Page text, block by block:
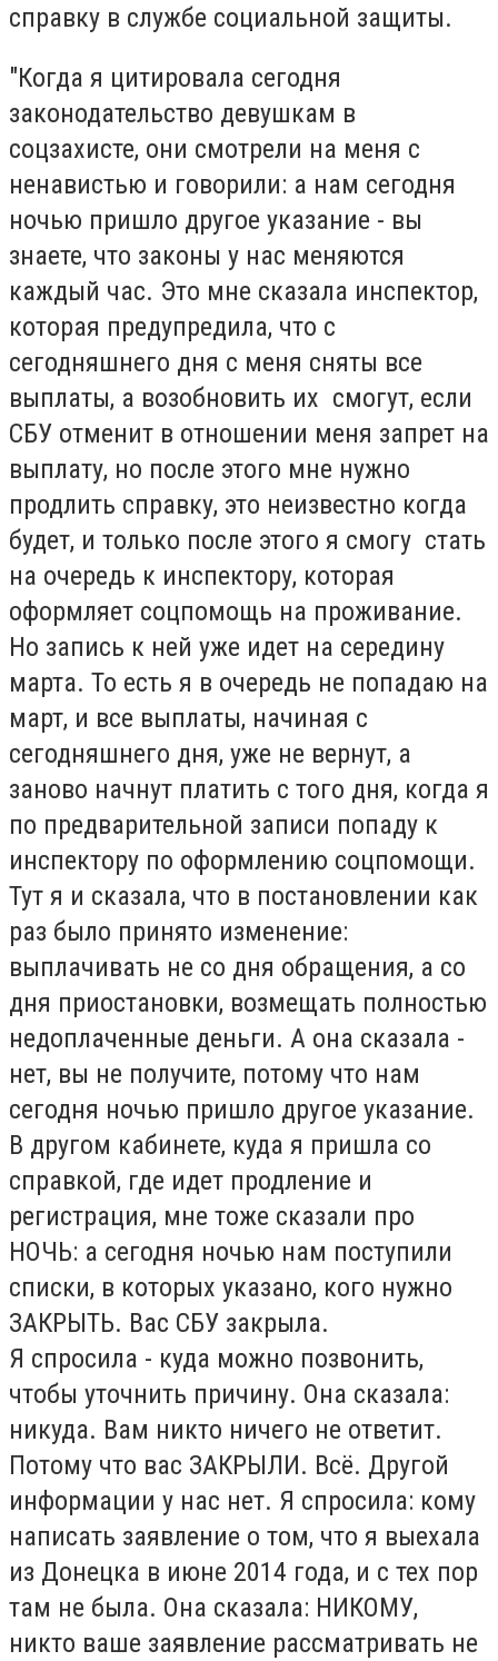
справку в службе социальной защиты.
"Когда я цитировала сегодня
законодательство девушкам в
соцзахисте, они смотрели на меня с
ненавистью и говорили: а нам сегодня
ночью пришло другое указание - вы
знаете, что законы у нас меняются
каждый час. Это мне сказала инспектор,
которая предупредила, что с
сегодняшнего дня с меня сняты все
выплаты, а возобновить их смогут, если
СБУ отменит в отношении меня запрет на
выплату, но после этого мне нужно
продлить справку, это неизвестно когда
будет, и только после этого я смогу стать
на очередь к инспектору, которая
оформляет соцпомощь на проживание.
Но запись к ней уже идет на середину
марта. То есть я в очередь не попадаю на
март, и все выплаты, начиная с
сегодняшнего дня, уже не вернут, а
заново начнут платить с того дня, когда я
по предварительной записи попаду к
инспектору по оформлению соцпомощи.
Тут я и сказала, что в постановлении как
раз было принято изменение:
выплачивать не со дня обращения, а со
дня приостановки, возмещать полностью
недоплаченные деньги. А она сказала -
нет, вы не получите, потому что нам
сегодня ночью пришло другое указание.
В другом кабинете, куда я пришла со
справкой, где идет продление и
регистрация, мне тоже сказали про
НОЧЬ: а сегодня ночью нам поступили
списки, в которых указано, кого нужно
ЗАКРЫТЬ. Вас СБУ закрыла.
Я спросила - куда можно позвонить,
чтобы уточнить причину. Она сказала:
никуда. Вам никто ничего не ответит.
Потому что вас ЗАКРЫЛИ. Всё. Другой
информации у нас нет. Я спросила: кому
написать заявление о том, что я выехала
из Донецка в июне 2014 года, и с тех пор
там не была. Она сказала: НИКОМУ,
никто ваше заявление рассматривать не